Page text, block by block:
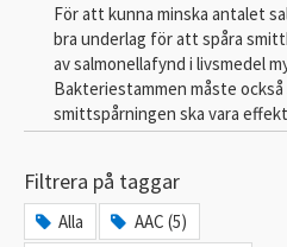
För att kunna minska antalet
bra underlag för att spåra
av salmonellafynd i livsmedel
Bakteriestammen måste
smittspårningen ska vara
Filtrera på taggar
Alla
AAC (5)